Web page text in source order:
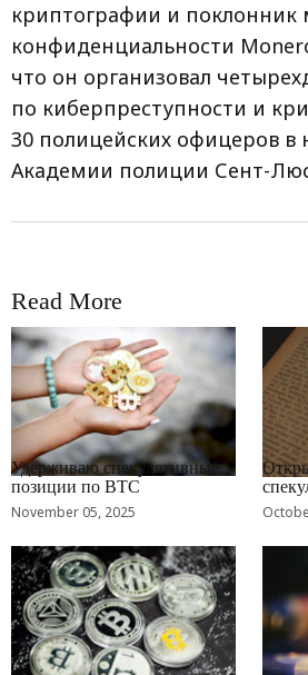
криптографии и поклонник
конфиденциальности
что он организовал
по киберпреступности и
30 полицейских офицеров в
Академии полиции Сент-
Read More
RRCNEWS_RU
Удерживаю спекулятивные
позиции по BTC
November 05, 2025
RRCNEWS_RU